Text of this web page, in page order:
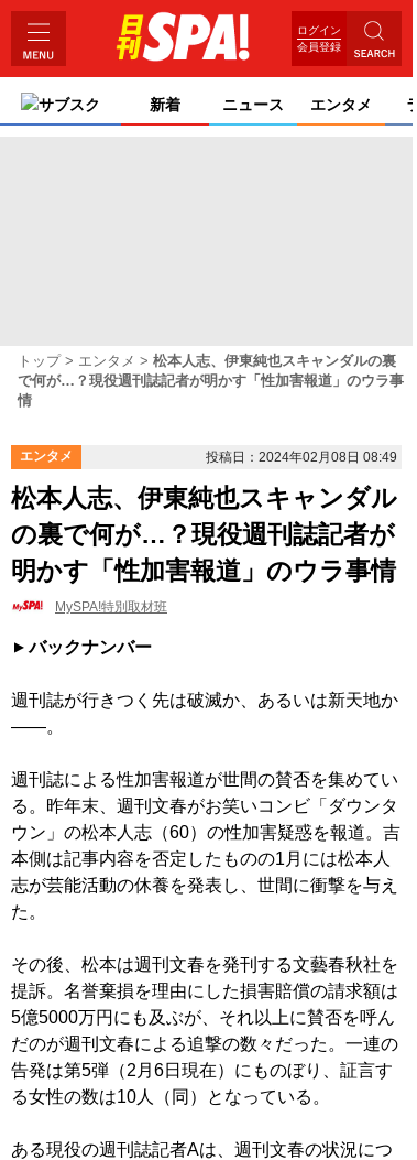
ログイン
会員登録
サブスク 新着 ニュース エンタメ
トップ エンタメ
松本人志、伊東純也スキャンダルの裏
で何が…？現役週刊誌記者が明かす「性加害報道」のウラ事
情
エンタメ 投稿日：2024年02月08日 08:49
松本人志、伊東純也スキャンダル
の裏で何が…？現役週刊誌記者が
明かす「性加害報道」のウラ事情
MySPA!特別取材班
バックナンバー
週刊誌が行きつく先は破滅か、あるいは新天地か
――。
週刊誌による性加害報道が世間の賛否を集めてい
る。昨年末、週刊文春がお笑いコンビ「ダウンタ
ウン」の松本人志（60）の性加害疑惑を報道。吉
本側は記事内容を否定したものの1月には松本人
志が芸能活動の休養を発表し、世間に衝撃を与え
た。
その後、松本は週刊文春を発刊する文藝春秋社を
提訴。名誉棄損を理由にした損害賠償の請求額は
5億5000万円にも及ぶが、それ以上に賛否を呼ん
だのが週刊文春による追撃の数々だった。一連の
告発は第5弾（2月6日現在）にものぼり、証言す
る女性の数は10人（同）となっている。
ある現役の週刊誌記者Aは、週刊文春の状況につ